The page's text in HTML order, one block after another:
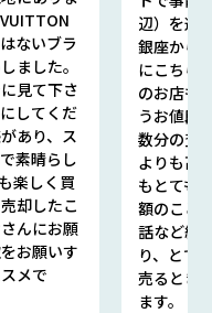
ないブラ
ました。
見て下さ
してくだ
あり、ス
素晴らし
楽しく買
却したこ
んにお願
お願いす
メで
辺）を選
銀座から
にこちら
のお店も
うお値段
数分の査
よりも高
もとても
額のこと
話など細
り、とて
売るとき
ます。